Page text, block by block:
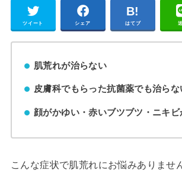
ツイート シェア はてブ
肌荒れが治らない
皮膚科でもらった抗菌薬でも治らな
顔がかゆい・赤いブツブツ・ニキ
こんな症状で肌荒れにお悩みありませ